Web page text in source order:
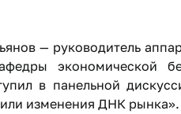
— руководитель
экономической
в панельной
изменения ДНК рынка».